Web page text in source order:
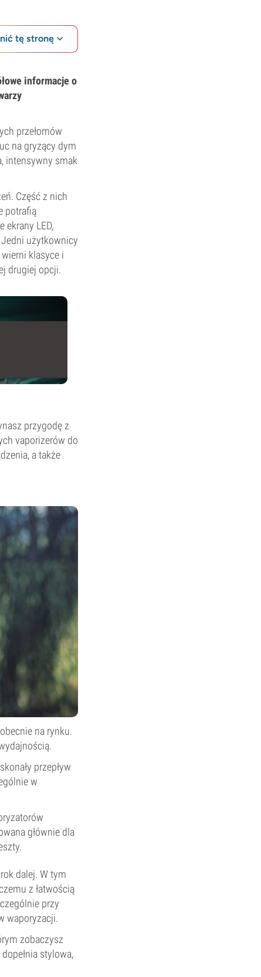
tę stronę
informacje o
przełomów
na gryzący dym
intensywny smak
Część z nich
potrafią
ekrany LED,
Jedni użytkownicy
klasyce i
drugiej opcji.
przygodę z
vaporizerów do
a także
na rynku.
przepływ
w
głównie dla
dalej. W tym
z łatwością
przy
waporyzacji.
zobaczysz
stylowa,